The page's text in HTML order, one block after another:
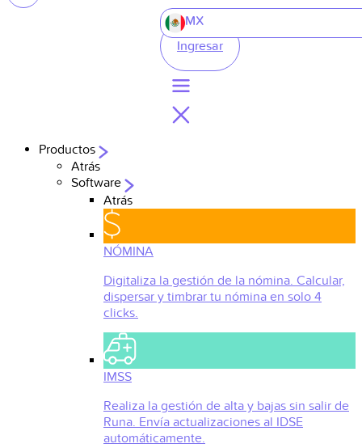
MX
Ingresar
Productos
Atrás
Software
Atrás
NÓMINA
Digitaliza la gestión de la nómina. Calcular,
dispersar y timbrar tu nómina en solo 4
clicks.
IMSS
Realiza la gestión de alta y bajas sin salir de
Runa. Envía actualizaciones al IDSE
automáticamente.